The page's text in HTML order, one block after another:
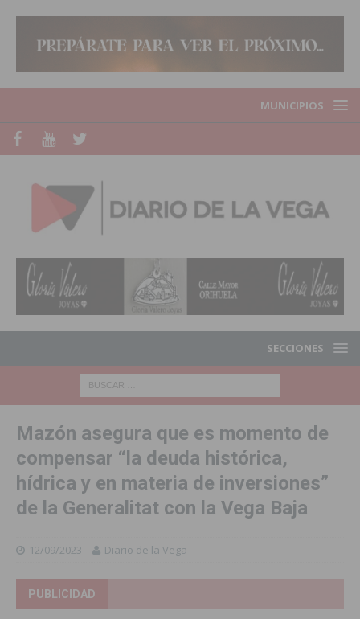
MUNICIPIOS
SECCIONES
Mazón asegura que es momento de
compensar “la deuda histórica,
hídrica y en materia de inversiones”
de la Generalitat con la Vega Baja
12/09/2023 Diario de la Vega
PUBLICIDAD